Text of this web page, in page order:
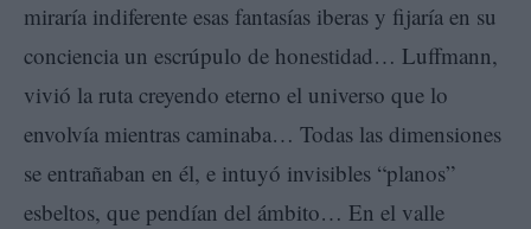
miraría indiferente esas fantasías iberas y fijaría en su
conciencia un escrúpulo de honestidad… Luffmann,
vivió la ruta creyendo eterno el universo que lo
envolvía mientras caminaba… Todas las dimensiones
se entrañaban en él, e intuyó invisibles “planos”
esbeltos, que pendían del ámbito… En el valle